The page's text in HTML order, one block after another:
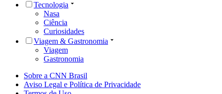
Tecnologia
Nasa
Ciência
Curiosidades
Viagem & Gastronomia
Viagem
Gastronomia
Sobre a CNN Brasil
Aviso Legal e Política de Privacidade